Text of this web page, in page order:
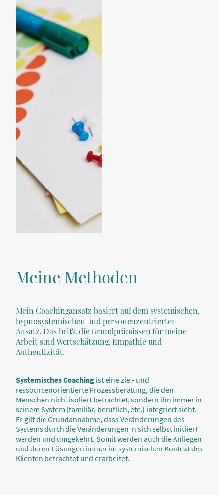
Meine Methoden
Mein Coachingansatz basiert auf dem systemischen,
hypnosystemischen und personenzentrierten
Ansatz. Das heißt die Grundprämissen für meine
Arbeit sind Wertschätzung, Empathie und
Authentizität.
Systemisches Coaching ist eine ziel- und
ressourcenorientierte Prozessberatung, die den
Menschen nicht isoliert betrachtet, sondern ihn immer in
seinem System (familiär, beruflich, etc.) integriert sieht.
Es gilt die Grundannahme, dass Veränderungen des
Systems durch die Veränderungen in sich selbst initiiert
werden und umgekehrt. Somit werden auch die Anliegen
und deren Lösungen immer im systemischen Kontext des
Klienten betrachtet und erarbeitet.